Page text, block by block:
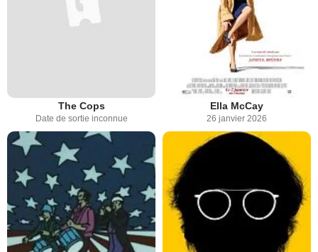
The Cops
Date de sortie inconnue
Ella McCay
26 janvier 2026